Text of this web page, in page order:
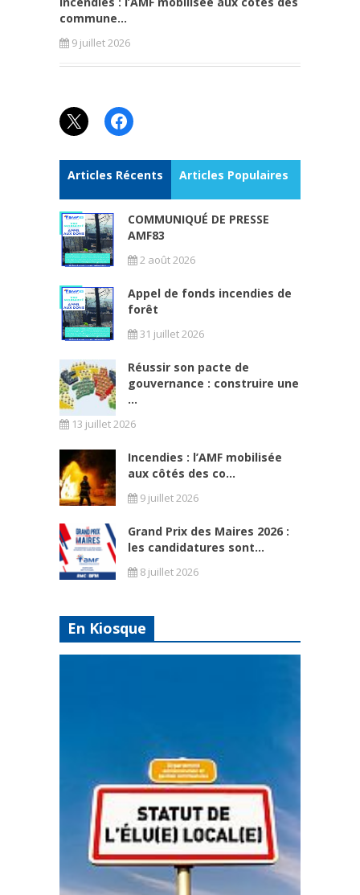
commune...
9 juillet 2026
X Facebook
Articles Récents Articles Populaires
COMMUNIQUÉ DE PRESSE
AMF83
2 août 2026
Appel de fonds incendies de
forêt
31 juillet 2026
Réussir son pacte de
gouvernance : construire une
...
13 juillet 2026
Incendies : l’AMF mobilisée
aux côtés des co...
9 juillet 2026
Grand Prix des Maires 2026 :
les candidatures sont...
8 juillet 2026
En Kiosque